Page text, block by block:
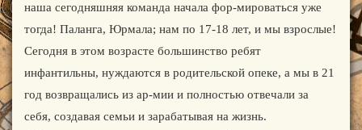
наша сегодняшняя команда начала фор-мироваться уже
тогда! Паланга, Юрмала; нам по 17-18 лет, и мы взрослые!
Сегодня в этом возрасте большинство ребят
инфантильны, нуждаются в родительской опеке, а мы в 21
год возвращались из ар-мии и полностью отвечали за
себя, создавая семьи и зарабатывая на жизнь.